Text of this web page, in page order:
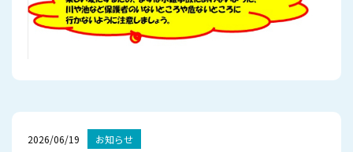
2026/06/19 お知らせ